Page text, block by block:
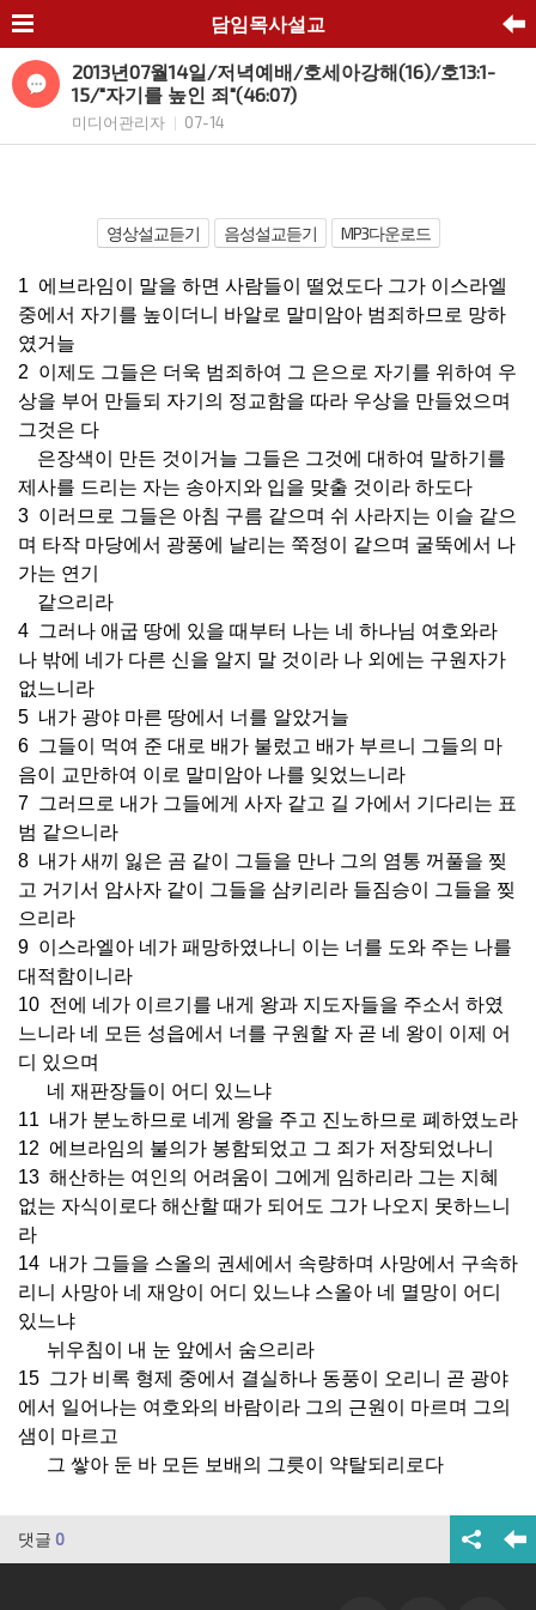
담임목사설교
2013년07월14일/저녁예배/호세아강해(16)/호13:1-
15/"자기를 높인 죄"(46:07)
미디어관리자 07-14
영상설교듣기 음성설교듣기 MP3다운로드
1 에브라임이 말을 하면 사람들이 떨었도다 그가 이스라엘
중에서 자기를 높이더니 바알로 말미암아 범죄하므로 망하
였거늘
2 이제도 그들은 더욱 범죄하여 그 은으로 자기를 위하여 우
상을 부어 만들되 자기의 정교함을 따라 우상을 만들었으며
그것은 다
은장색이 만든 것이거늘 그들은 그것에 대하여 말하기를
제사를 드리는 자는 송아지와 입을 맞출 것이라 하도다
3 이러므로 그들은 아침 구름 같으며 쉬 사라지는 이슬 같으
며 타작 마당에서 광풍에 날리는 쭉정이 같으며 굴뚝에서 나
가는 연기
같으리라
4 그러나 애굽 땅에 있을 때부터 나는 네 하나님 여호와라
나 밖에 네가 다른 신을 알지 말 것이라 나 외에는 구원자가
없느니라
5 내가 광야 마른 땅에서 너를 알았거늘
6 그들이 먹여 준 대로 배가 불렀고 배가 부르니 그들의 마
음이 교만하여 이로 말미암아 나를 잊었느니라
7 그러므로 내가 그들에게 사자 같고 길 가에서 기다리는 표
범 같으니라
8 내가 새끼 잃은 곰 같이 그들을 만나 그의 염통 꺼풀을 찢
고 거기서 암사자 같이 그들을 삼키리라 들짐승이 그들을 찢
으리라
9 이스라엘아 네가 패망하였나니 이는 너를 도와 주는 나를
대적함이니라
10 전에 네가 이르기를 내게 왕과 지도자들을 주소서 하였
느니라 네 모든 성읍에서 너를 구원할 자 곧 네 왕이 이제 어
디 있으며
네 재판장들이 어디 있느냐
11 내가 분노하므로 네게 왕을 주고 진노하므로 폐하였노라
12 에브라임의 불의가 봉함되었고 그 죄가 저장되었나니
13 해산하는 여인의 어려움이 그에게 임하리라 그는 지혜
없는 자식이로다 해산할 때가 되어도 그가 나오지 못하느니
라
14 내가 그들을 스올의 권세에서 속량하며 사망에서 구속하
리니 사망아 네 재앙이 어디 있느냐 스올아 네 멸망이 어디
있느냐
뉘우침이 내 눈 앞에서 숨으리라
15 그가 비록 형제 중에서 결실하나 동풍이 오리니 곧 광야
에서 일어나는 여호와의 바람이라 그의 근원이 마르며 그의
샘이 마르고
그 쌓아 둔 바 모든 보배의 그릇이 약탈되리로다
댓글 0